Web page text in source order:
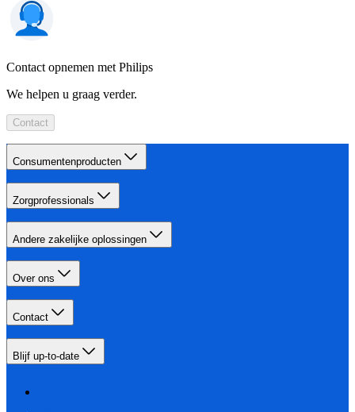
Contact opnemen met Philips
We helpen u graag verder.
Contact
Consumentenproducten
Zorgprofessionals
Andere zakelijke oplossingen
Over ons
Contact
Blijf up-to-date